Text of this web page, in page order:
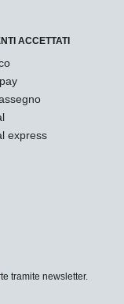
ACCETTATI
express
tramite newsletter.